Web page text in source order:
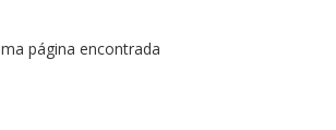
página encontrada